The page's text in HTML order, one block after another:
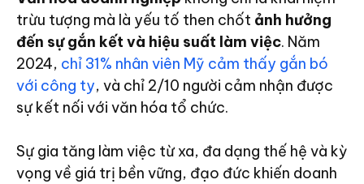
trừu tượng mà là yếu tố then chốt ảnh hưởng
đến sự gắn kết và hiệu suất làm việc. Năm
2024, chỉ 31% nhân viên Mỹ cảm thấy gắn bó
với công ty, và chỉ 2/10 người cảm nhận được
sự kết nối với văn hóa tổ chức.
Sự gia tăng làm việc từ xa, đa dạng thế hệ và kỳ
vọng về giá trị bền vững, đạo đức khiến doanh